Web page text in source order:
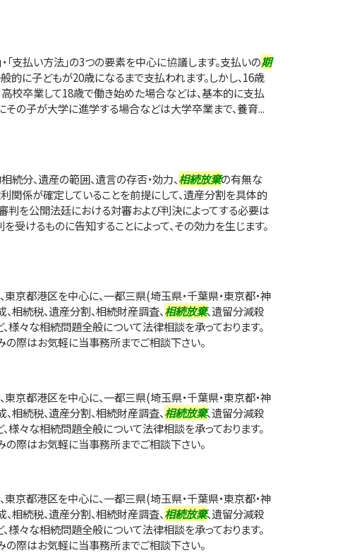
」・「支払い方法」の3つの要素を中心に協議します。支払いの期
的に子どもが20歳になるまで支払われます。しかし、16歳
校卒業して18歳で働き始めた場合などは、基本的に支払
その子が大学に進学する場合などは大学卒業まで、養育...
続分、遺産の範囲、遺言の存否・効力、相続放棄の有無な
関係が確定していることを前提にして、遺産分割を具体的
判を公開法廷における対審および判決によってする必要は
を受けるものに告知することによって、その効力を生じます。
京都港区を中心に、一都三県(埼玉県・千葉県・東京都・神
相続税、遺産分割、相続財産調査、相続放棄、遺留分減殺
様々な相続問題全般について法律相談を承っております。
際はお気軽に当事務所までご相談下さい。
京都港区を中心に、一都三県(埼玉県・千葉県・東京都・神
相続税、遺産分割、相続財産調査、相続放棄、遺留分減殺
様々な相続問題全般について法律相談を承っております。
際はお気軽に当事務所までご相談下さい。
京都港区を中心に、一都三県(埼玉県・千葉県・東京都・神
相続税、遺産分割、相続財産調査、相続放棄、遺留分減殺
様々な相続問題全般について法律相談を承っております。
際はお気軽に当事務所までご相談下さい。